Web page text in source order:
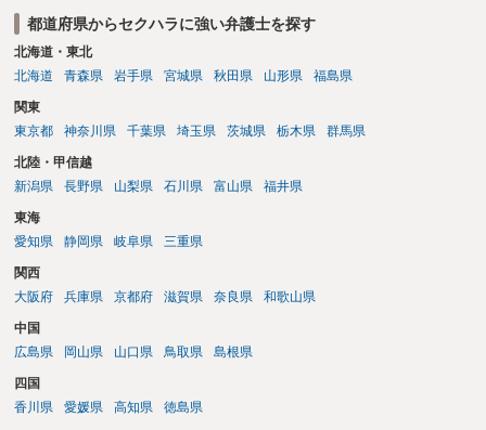
都道府県からセクハラに強い弁護士を探す
北海道・東北
北海道
青森県 岩手県 宮城県 秋田県 山形県 福島県
関東
東京都
神奈川県 千葉県 埼玉県 茨城県 栃木県 群馬県
北陸・甲信越
新潟県
長野県 山梨県 石川県 富山県 福井県
東海
愛知県
静岡県 岐阜県 三重県
関西
大阪府
兵庫県 京都府 滋賀県 奈良県 和歌山県
中国
広島県
岡山県 山口県 鳥取県 島根県
四国
香川県
愛媛県 高知県 徳島県